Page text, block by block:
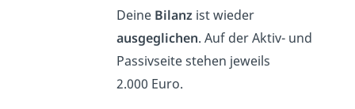
Deine Bilanz ist wieder
ausgeglichen. Auf der Aktiv- und
Passivseite stehen jeweils
2.000 Euro.